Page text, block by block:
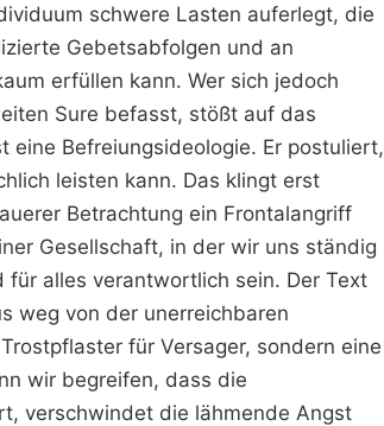
schwere Lasten auferlegt, die
Gebetsabfolgen und an
erfüllen kann. Wer sich jedoch
Sure befasst, stößt auf das
eine Befreiungsideologie. Er postuliert,
leisten kann. Das klingt erst
Betrachtung ein Frontalangriff
Gesellschaft, in der wir uns ständig
alles verantwortlich sein. Der Text
weg von der unerreichbaren
für Versager, sondern eine
wir begreifen, dass die
verschwindet die lähmende Angst